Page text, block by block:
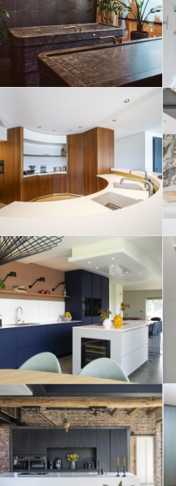
in
House of Rituals
baropstelling
met HI-MACS
elementen
Opvallende mat-
keuken met
strakke Corian
Whitecap
werkbladen
M-LINE – CORIAN
MONOBLOCK in
oude boerderij